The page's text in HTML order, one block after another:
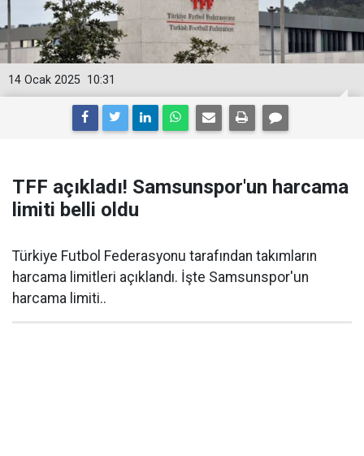
10:31
14 Ocak 2025
TFF açıkladı! Samsunspor'un harcama
limiti belli oldu
Türkiye Futbol Federasyonu tarafından takımların
harcama limitleri açıklandı. İşte Samsunspor'un
harcama limiti..